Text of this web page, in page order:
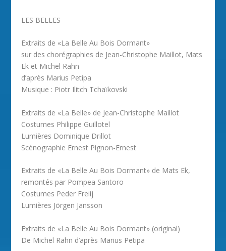
LES BELLES
Extraits de «La Belle Au Bois Dormant»
sur des chorégraphies de Jean-Christophe Maillot, Mats
Ek et Michel Rahn
d’après Marius Petipa
Musique : Piotr Ilitch Tchaïkovski
Extraits de «La Belle» de Jean-Christophe Maillot
Costumes Philippe Guillotel
Lumières Dominique Drillot
Scénographie Ernest Pignon-Ernest
Extraits de «La Belle Au Bois Dormant» de Mats Ek,
remontés par Pompea Santoro
Costumes Peder Freiij
Lumières Jörgen Jansson
Extraits de «La Belle Au Bois Dormant» (original)
De Michel Rahn d’après Marius Petipa